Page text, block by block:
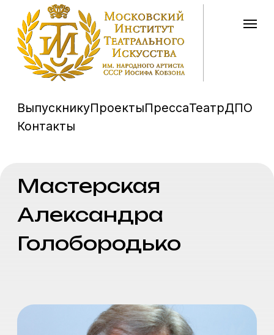
ВыпускникуПроекты ПрессаТеатрДПО
Мастерская